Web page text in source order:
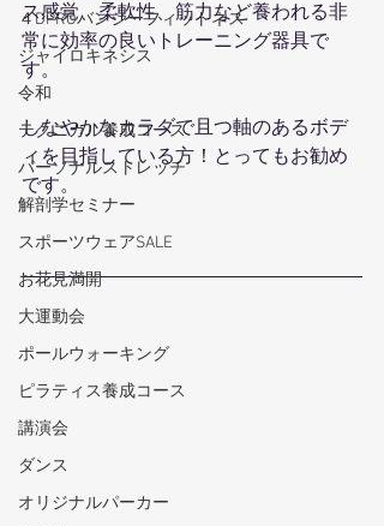
４DPROバンジーフィットネス
ジャイロキネシス
令和
テクニカル養成コース
パーソナルストレッチ
解剖学セミナー
スポーツウェアSALE
お花見満開
大運動会
ポールウォーキング
ピラティス養成コース
講演会
ダンス
オリジナルパーカー
ス感覚、柔軟性、筋力など養われる非
常に効率の良いトレーニング器具で
す。
しなやかなカラダで且つ軸のあるボデ
ィを目指している方！とってもお勧め
です。